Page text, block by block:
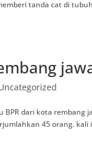
tanda cat di
BPR dari kota
45 orang.